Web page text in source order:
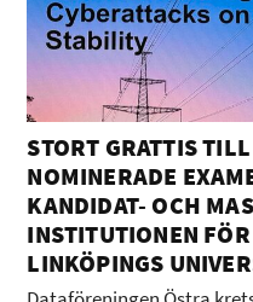
STORT GRATTIS
NOMINERADE
KANDIDAT- OCH
INSTITUTIONEN
LINKÖPINGS